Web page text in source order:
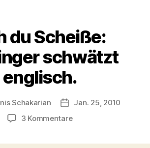
du Scheiße:
schwätzt
englisch.
Schakarian Veröffentlichungsdatum
Jan. 25, 2010
3 Kommentarezu